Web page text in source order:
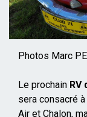
Photos Marc
Le prochain RV
sera consacré à
Air et Chalon,